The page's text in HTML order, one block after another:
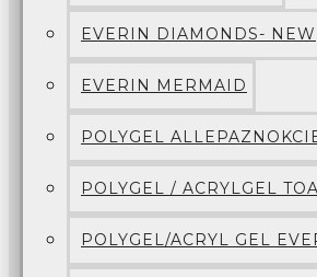
EVERIN DIAMONDS- NEW
EVERIN MERMAID
POLYGEL
POLYGEL / ACRYLGEL
POLYGEL/ACRYL GEL